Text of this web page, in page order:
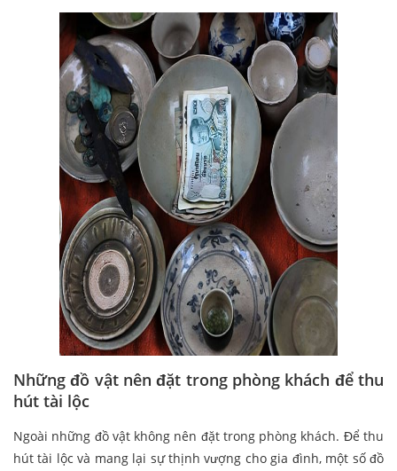
Những đồ vật nên đặt trong phòng khách để thu
hút tài lộc
Ngoài những đồ vật không nên đặt trong phòng khách. Để thu
hút tài lộc và mang lại sự thịnh vượng cho gia đình, một số đồ